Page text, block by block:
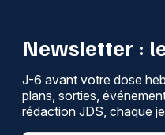
Newsletter :
J-6 avant votre dose
plans, sorties,
rédaction JDS, chaque